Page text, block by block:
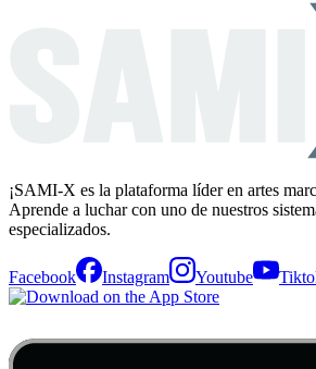
¡SAMI-X es la plataforma líder en artes
Aprende a luchar con uno de nuestros
especializados.
Facebook Instagram Youtube